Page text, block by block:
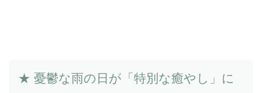
★ 憂鬱な雨の日が「特別な癒やし」に